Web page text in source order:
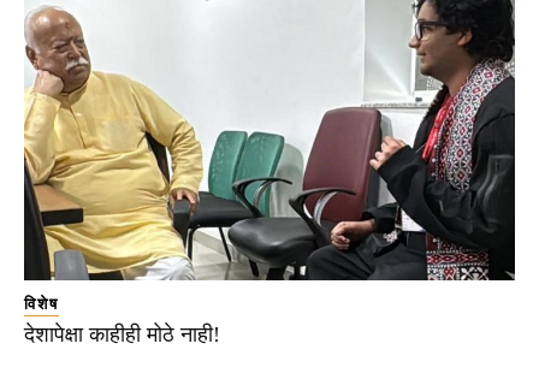
विशेष
देशापेक्षा काहीही मोठे नाही!